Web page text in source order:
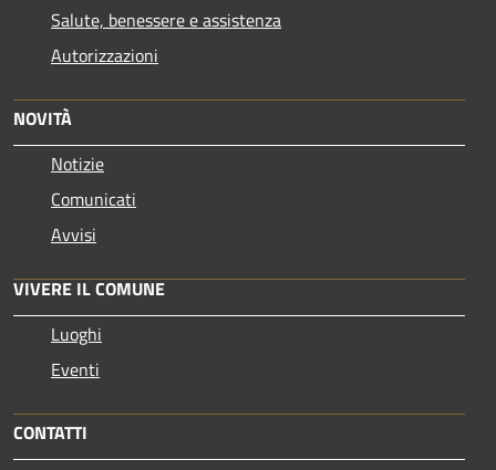
Salute, benessere e assistenza
Autorizzazioni
NOVITÀ
Notizie
Comunicati
Avvisi
VIVERE IL COMUNE
Luoghi
Eventi
CONTATTI